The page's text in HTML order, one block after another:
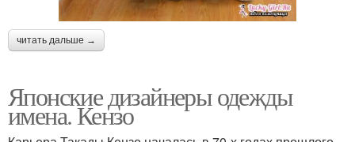
читать дальше →
Японские дизайнеры одежды
имена. Кензо